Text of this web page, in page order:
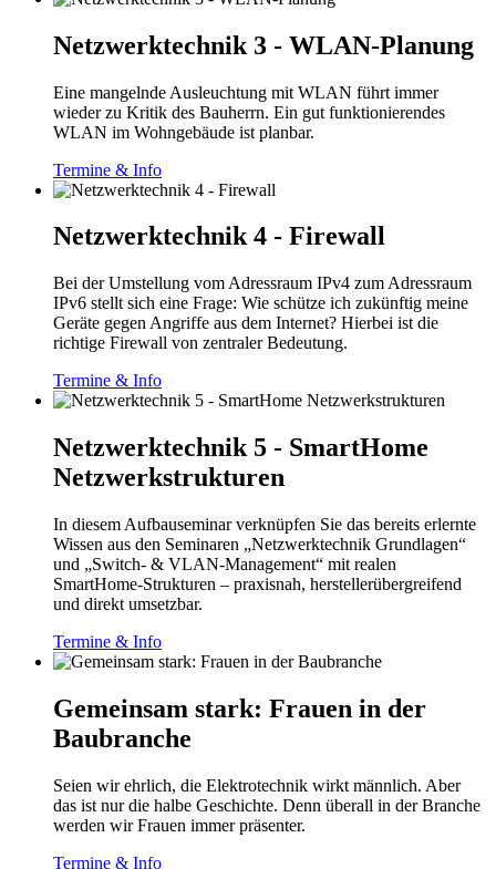
Netzwerktechnik 3 - WLAN-Planung
Eine mangelnde Ausleuchtung mit WLAN führt immer
wieder zu Kritik des Bauherrn. Ein gut funktionierendes
WLAN im Wohngebäude ist planbar.
Termine & Info
Netzwerktechnik 4 - Firewall
Bei der Umstellung vom Adressraum IPv4 zum Adressraum
IPv6 stellt sich eine Frage: Wie schütze ich zukünftig meine
Geräte gegen Angriffe aus dem Internet? Hierbei ist die
richtige Firewall von zentraler Bedeutung.
Termine & Info
Netzwerktechnik 5 - SmartHome
Netzwerkstrukturen
In diesem Aufbauseminar verknüpfen Sie das bereits erlernte
Wissen aus den Seminaren „Netzwerktechnik Grundlagen“
und „Switch- & VLAN-Management“ mit realen
SmartHome‑Strukturen – praxisnah, herstellerübergreifend
und direkt umsetzbar.
Termine & Info
Gemeinsam stark: Frauen in der
Baubranche
Seien wir ehrlich, die Elektrotechnik wirkt männlich. Aber
das ist nur die halbe Geschichte. Denn überall in der Branche
werden wir Frauen immer präsenter.
Termine & Info